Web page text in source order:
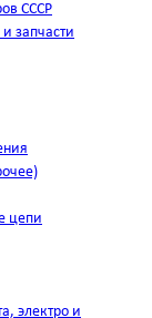
СССР
запчасти
цепи
электро и